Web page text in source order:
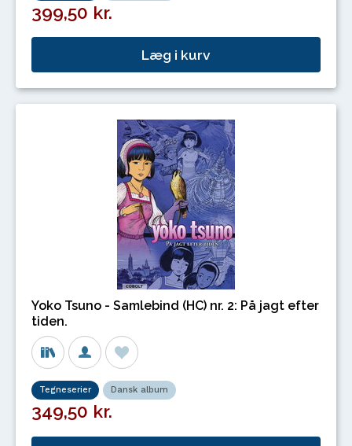
399,50 kr.
Læg i kurv
Yoko Tsuno - Samlebind (HC) nr. 2: På jagt efter
tiden.
Tegneserier Dansk album
349,50 kr.